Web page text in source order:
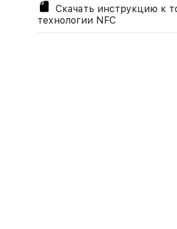
Скачать инструкцию к
технологии NFC